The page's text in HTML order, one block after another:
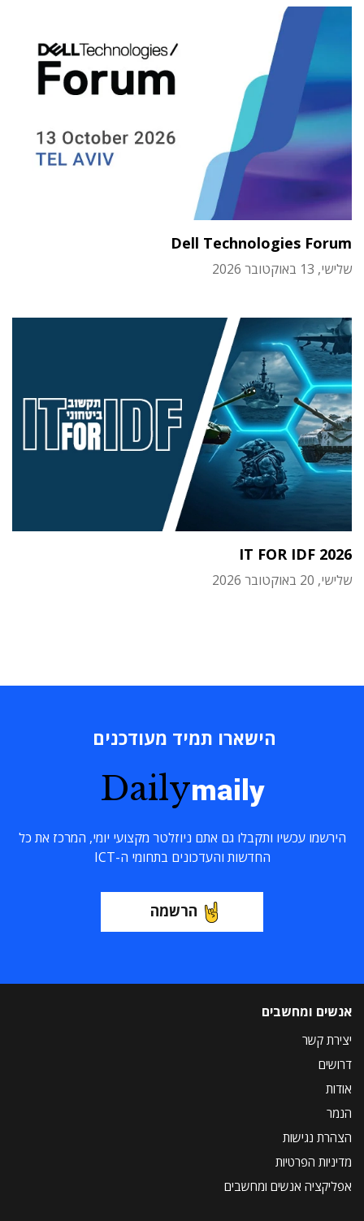
Dell Technologies Forum
שלישי, 13 באוקטובר 2026
IT FOR IDF 2026
שלישי, 20 באוקטובר 2026
הישארו תמיד מעודכנים
Dailymaily
הירשמו עכשיו ותקבלו גם אתם ניוזלטר מקצועי יומי, המרכז את כל
החדשות והעדכונים בתחומי ה-ICT
הרשמה
אנשים ומחשבים
יצירת קשר
דרושים
אודות
הנמר
הצהרת נגישות
מדיניות הפרטיות
אפליקציה אנשים ומחשבים